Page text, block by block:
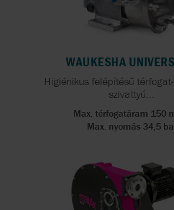
WAUKESHA
Higiénikus felépítésű
szivattyú...
Max. térfogatáram 150
Max. nyomás 34,5